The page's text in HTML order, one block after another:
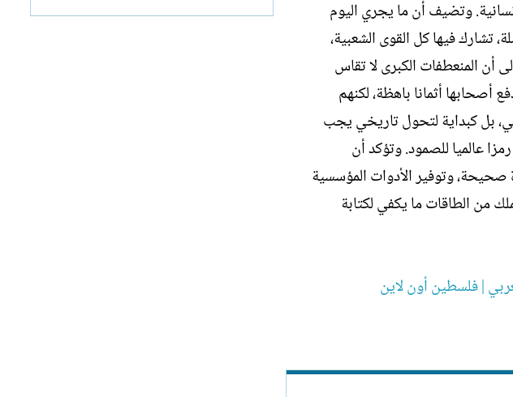
وتضيف أن ما يجري اليوم
فيها كل القوى الشعبية،
أن المنعطفات الكبرى لا تقاس
أصحابها أثمانا باهظة، لكنهم
بل كبداية لتحول تاريخي يجب
عالميا للصمود. وتؤكد أن
وتوفير الأدوات المؤسسية
من الطاقات ما يكفي لكتابة
| فلسطين أون لاين